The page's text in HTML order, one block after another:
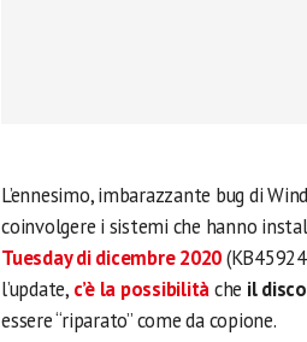
L’ennesimo, imbarazzante bug di
coinvolgere i sistemi che hanno
Tuesday di dicembre 2020
l’update, c’è la possibilitàche il
essere “riparato” come da copione.